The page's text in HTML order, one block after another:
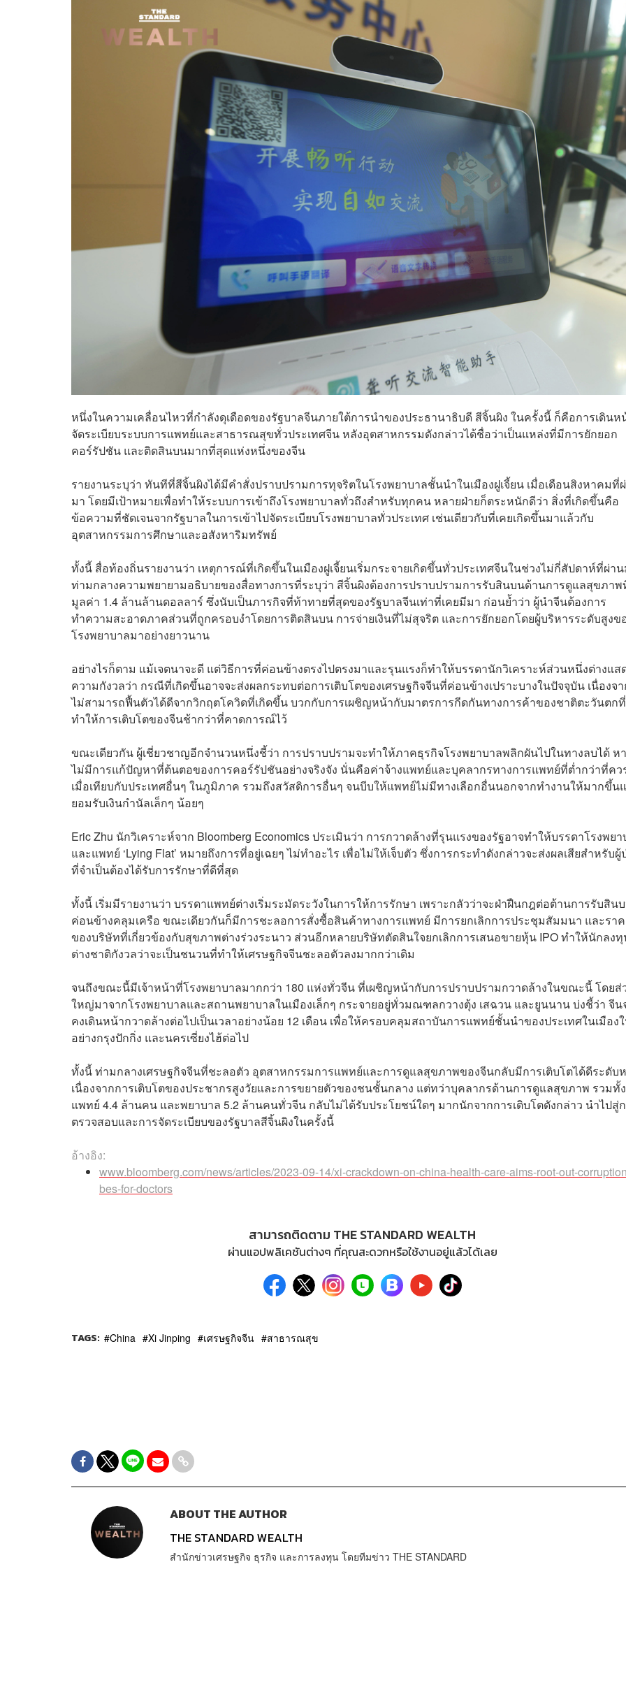
หนึ่งในความเคลื่อนไหวที่กำลังดุเดือดของรัฐบาลจีนภายใต้การนำของประธานาธิบดี สีจิ้นผิง ในครั้งนี้ ก็คือการเดินห
จัดระเบียบระบบการแพทย์และสาธารณสุขทั่วประเทศจีน หลังอุตสาหกรรมดังกล่าวได้ชื่อว่าเป็นแหล่งที่มีการยักยอก
คอร์รัปชัน และติดสินบนมากที่สุดแห่งหนึ่งของจีน
รายงานระบุว่า ทันทีที่สีจิ้นผิงได้มีคำสั่งปราบปรามการทุจริตในโรงพยาบาลชั้นนำในเมืองฝูเจี้ยน เมื่อเดือนสิงหาคมที่
มา โดยมีเป้าหมายเพื่อทำให้ระบบการเข้าถึงโรงพยาบาลทั่วถึงสำหรับทุกคน หลายฝ่ายก็ตระหนักดีว่า สิ่งที่เกิดขึ้นคือ
ข้อความที่ชัดเจนจากรัฐบาลในการเข้าไปจัดระเบียบโรงพยาบาลทั่วประเทศ เช่นเดียวกับที่เคยเกิดขึ้นมาแล้วกับ
อุตสาหกรรมการศึกษาและอสังหาริมทรัพย์
ทั้งนี้ สื่อท้องถิ่นรายงานว่า เหตุการณ์ที่เกิดขึ้นในเมืองฝูเจี้ยนเริ่มกระจายเกิดขึ้นทั่วประเทศจีนในช่วงไม่กี่สัปดาห์ที่ผ่า
ท่ามกลางความพยายามอธิบายของสื่อทางการที่ระบุว่า สีจิ้นผิงต้องการปราบปรามการรับสินบนด้านการดูแลสุขภา
มูลค่า 1.4 ล้านล้านดอลลาร์ ซึ่งนับเป็นภารกิจที่ท้าทายที่สุดของรัฐบาลจีนเท่าที่เคยมีมา ก่อนย้ำว่า ผู้นำจีนต้องการ
ทำความสะอาดภาคส่วนที่ถูกครอบงำโดยการติดสินบน การจ่ายเงินที่ไม่สุจริต และการยักยอกโดยผู้บริหารระดับสูงข
โรงพยาบาลมาอย่างยาวนาน
อย่างไรก็ตาม แม้เจตนาจะดี แต่วิธีการที่ค่อนข้างตรงไปตรงมาและรุนแรงก็ทำให้บรรดานักวิเคราะห์ส่วนหนึ่งต่างแส
ความกังวลว่า กรณีที่เกิดขึ้นอาจจะส่งผลกระทบต่อการเติบโตของเศรษฐกิจจีนที่ค่อนข้างเปราะบางในปัจจุบัน เนื่องจ
ไม่สามารถฟื้นตัวได้ดีจากวิกฤตโควิดที่เกิดขึ้น บวกกับการเผชิญหน้ากับมาตรการกีดกันทางการค้าของชาติตะวันตกที่
ทำให้การเติบโตของจีนช้ากว่าที่คาดการณ์ไว้
ขณะเดียวกัน ผู้เชี่ยวชาญอีกจำนวนหนึ่งชี้ว่า การปราบปรามจะทำให้ภาคธุรกิจโรงพยาบาลพลิกผันไปในทางลบได้ ห
ไม่มีการแก้ปัญหาที่ต้นตอของการคอร์รัปชันอย่างจริงจัง นั่นคือค่าจ้างแพทย์และบุคลากรทางการแพทย์ที่ต่ำกว่าที่คว
เมื่อเทียบกับประเทศอื่นๆ ในภูมิภาค รวมถึงสวัสดิการอื่นๆ จนบีบให้แพทย์ไม่มีทางเลือกอื่นนอกจากทำงานให้มากขึ้น
ยอมรับเงินกำนัลเล็กๆ น้อยๆ
Eric Zhu นักวิเคราะห์จาก Bloomberg Economics ประเมินว่า การกวาดล้างที่รุนแรงของรัฐอาจทำให้บรรดาโรงพย
และแพทย์ ‘Lying Flat’ หมายถึงการที่อยู่เฉยๆ ไม่ทำอะไร เพื่อไม่ให้เจ็บตัว ซึ่งการกระทำดังกล่าวจะส่งผลเสียสำหรับผู้
ที่จำเป็นต้องได้รับการรักษาที่ดีที่สุด
ทั้งนี้ เริ่มมีรายงานว่า บรรดาแพทย์ต่างเริ่มระมัดระวังในการให้การรักษา เพราะกลัวว่าจะฝ่าฝืนกฎต่อต้านการรับสิน
ค่อนข้างคลุมเครือ ขณะเดียวกันก็มีการชะลอการสั่งซื้อสินค้าทางการแพทย์ มีการยกเลิกการประชุมสัมมนา และรา
ของบริษัทที่เกี่ยวข้องกับสุขภาพต่างร่วงระนาว ส่วนอีกหลายบริษัทตัดสินใจยกเลิกการเสนอขายหุ้น IPO ทำให้นักลง
ต่างชาติกังวลว่าจะเป็นชนวนที่ทำให้เศรษฐกิจจีนชะลอตัวลงมากกว่าเดิม
จนถึงขณะนี้มีเจ้าหน้าที่โรงพยาบาลมากกว่า 180 แห่งทั่วจีน ที่เผชิญหน้ากับการปราบปรามกวาดล้างในขณะนี้ โดยส่
ใหญ่มาจากโรงพยาบาลและสถานพยาบาลในเมืองเล็กๆ กระจายอยู่ทั่วมณฑลกวางตุ้ง เสฉวน และยูนนาน บ่งชี้ว่า จีน
คงเดินหน้ากวาดล้างต่อไปเป็นเวลาอย่างน้อย 12 เดือน เพื่อให้ครอบคลุมสถาบันการแพทย์ชั้นนำของประเทศในเมือง
อย่างกรุงปักกิ่ง และนครเซี่ยงไฮ้ต่อไป
ทั้งนี้ ท่ามกลางเศรษฐกิจจีนที่ชะลอตัว อุตสาหกรรมการแพทย์และการดูแลสุขภาพของจีนกลับมีการเติบโตได้ดีระดับ
เนื่องจากการเติบโตของประชากรสูงวัยและการขยายตัวของชนชั้นกลาง แต่ทว่าบุคลากรด้านการดูแลสุขภาพ รวมทั้ง
แพทย์ 4.4 ล้านคน และพยาบาล 5.2 ล้านคนทั่วจีน กลับไม่ได้รับประโยชน์ใดๆ มากนักจากการเติบโตดังกล่าว นำไปสู่
ตรวจสอบและการจัดระเบียบของรัฐบาลสีจิ้นผิงในครั้งนี้
อ้างอิง:
www.bloomberg.com/news/articles/2023-09-14/xi-crackdown-on-china-health-care-aims-root-out-
bes-for-doctors
สามารถติดตาม THE STANDARD WEALTH
ผ่านแอปพลิเคชันต่างๆ ที่คุณสะดวกหรือใช้งานอยู่แล้วได้เลย
TAGS: China Xi Jinping เศรษฐกิจจีน สาธารณสุข
ABOUT THE AUTHOR
THE STANDARD WEALTH
สำนักข่าวเศรษฐกิจ ธุรกิจ และการลงทุน โดยทีมข่าว THE STANDARD